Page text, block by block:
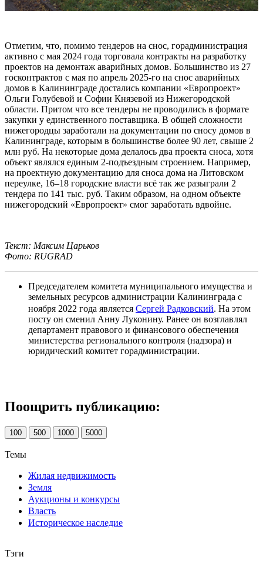
Отметим, что, помимо тендеров на снос, горадминистрация
активно с мая 2024 года торговала контракты на разработку
проектов на демонтаж аварийных домов. Большинство из 27
госконтрактов с мая по апрель 2025-го на снос аварийных
домов в Калининграде достались компании «Европроект»
Ольги Голубевой и Софии Князевой из Нижегородской
области. Притом что все тендеры не проводились в формате
закупки у единственного поставщика. В общей сложности
нижегородцы заработали на документации по сносу домов в
Калининграде, которым в большинстве более 90 лет, свыше 2
млн руб. На некоторые дома делалось два проекта сноса, хотя
объект являлся единым 2-подъездным строением. Например,
на проектную документацию для сноса дома на Литовском
переулке, 16–18 городские власти всё так же разыграли 2
тендера по 141 тыс. руб. Таким образом, на одном объекте
нижегородский «Европроект» смог заработать вдвойне.
Текст: Максим Царьков
Фото: RUGRAD
Председателем комитета муниципального имущества и
земельных ресурсов администрации Калининграда с
ноября 2022 года является Сергей Радковский. На этом
посту он сменил Анну Луконину. Ранее он возглавлял
департамент правового и финансового обеспечения
министерства регионального контроля (надзора) и
юридический комитет горадминистрации.
Поощрить публикацию:
100 500 1000 5000
Темы
Жилая недвижимость
Земля
Аукционы и конкурсы
Власть
Историческое наследие
Тэги